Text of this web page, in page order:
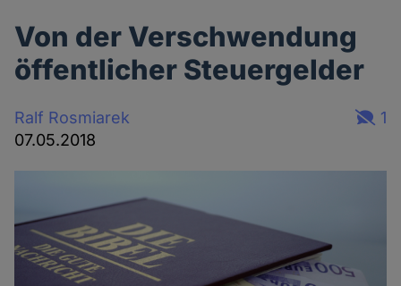
Von der Verschwendung
öffentlicher Steuergelder
Ralf Rosmiarek
07.05.2018
1